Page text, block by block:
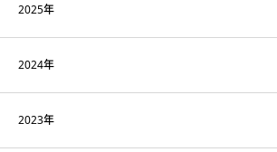
2025年
2024年
2023年